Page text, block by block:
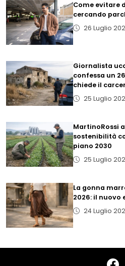
Come evitare
cercando
26 Luglio
Giornalista
confessa un
chiede il
25 Luglio
MartinoRossi
sostenibilità
piano 2030
25 Luglio
La gonna
2026: il nuovo
24 Luglio